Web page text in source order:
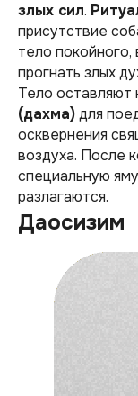
злых сил.
присутствие
тело покойного,
прогнать злых
Тело оставляют
(дахма)для
осквернения
воздуха. После
специальную
разлагаются.
Даосизим